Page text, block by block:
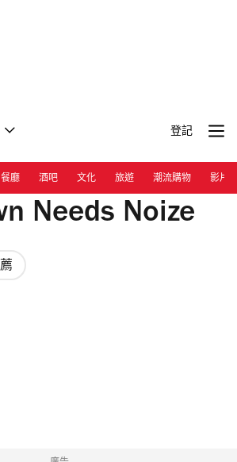
登記
餐廳 酒吧 文化 旅遊 潮流購物 影片
Needs Noize